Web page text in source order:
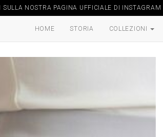
SULLA NOSTRA PAGINA UFFICIALE DI INSTAGRAM
HOME STORIA COLLEZIONI